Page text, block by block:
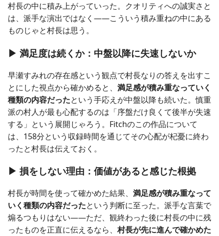
村長の中に積み上がっていった。クオリティへの誠実さと
は、派手な演出ではなく——こういう積み重ねの中にある
ものじゃと村長は思う。
▶ 満足度は続くか：中盤以降に失速しないか
早瀬すみれの存在感という観点で村長なりの答えを出すこ
とにした視点から確かめると、 満足感が積み重なっていく
種類の内容だったという手応えが中盤以降も続いた。慎重
派の村人が最も心配するのは「序盤だけ良くて後半が失速
する」という展開じゃろう。Fitchのこの作品について
は、158分という収録時間を通じてその心配が杞憂に終わ
ったと村長は伝えておく。
▶ 損をしない理由：価値があると感じた根拠
村長が時間を使って確かめた結果、 満足感が積み重なって
いく種類の内容だったという判断に至った。派手な言葉で
煽るつもりはない——ただ、観終わった後に村長の中に残
ったものを正直に伝えるなら、村長が先に進んで確かめた